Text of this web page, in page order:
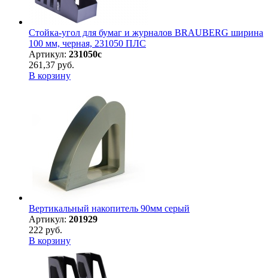
Стойка-угол для бумаг и журналов BRAUBERG ширина
100 мм, черная, 231050 ПЛС
Артикул: 231050с
261,37 руб.
В корзину
Вертикальный накопитель 90мм серый
Артикул: 201929
222 руб.
В корзину